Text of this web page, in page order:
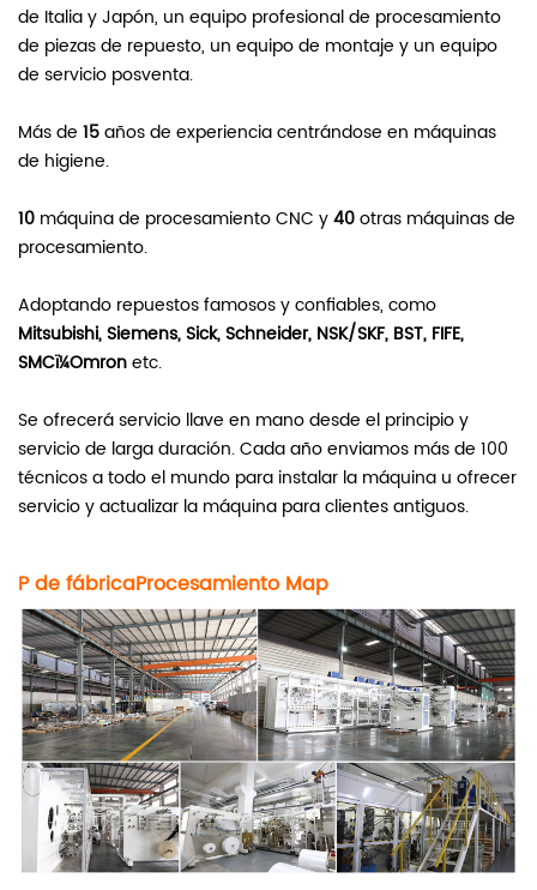
de Italia y Japón, un equipo profesional de procesamiento
de piezas de repuesto, un equipo de montaje y un equipo
de servicio posventa.
Más de 15años de experiencia centrándose en máquinas
de higiene.
10 máquina de procesamiento CNC y40otras máquinas de
procesamiento.
Adoptando repuestos famosos y confiables, como
Mitsubishi, Siemens, Sick, Schneider, NSK/SKF, BST, FIFE,
SMCï¼Omronetc.
Se ofrecerá servicio llave en mano desde el principio y
servicio de larga duración. Cada año enviamos más de 100
técnicos a todo el mundo para instalar la máquina u ofrecer
servicio y actualizar la máquina para clientes antiguos.
P de fábricaProcesamientoMap